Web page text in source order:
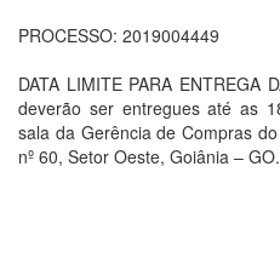
PROCESSO: 2019004449
DATA LIMITE PARA ENTREGA
deverão ser entregues até as
sala da Gerência de Compras
nº 60, Setor Oeste, Goiânia – GO.